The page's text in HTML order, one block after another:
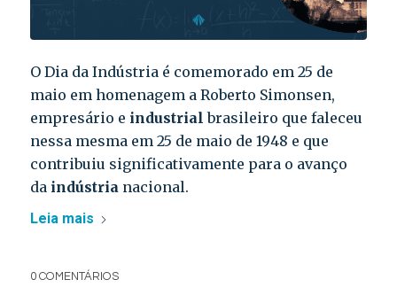
O Dia da Indústria é comemorado em 25 de
maio em homenagem a Roberto Simonsen,
empresário e industrial brasileiro que faleceu
nessa mesma em 25 de maio de 1948 e que
contribuiu significativamente para o avanço
da indústrianacional.
Leia mais
0 COMENTÁRIOS